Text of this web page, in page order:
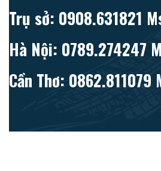
Trụ sở: 0908.631821
Hà Nội: 0789.274247
Cần Thơ: 0862.811079